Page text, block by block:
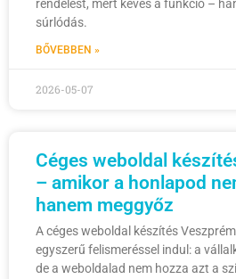
rendelést, mert kevés a funkció –
súrlódás.
BŐVEBBEN »
2026-05-07
Céges weboldal
– amikor a honlapod
hanem meggyőz
A céges weboldal készítés
egyszerű felismeréssel indul: a
de a weboldalad nem hozza azt a